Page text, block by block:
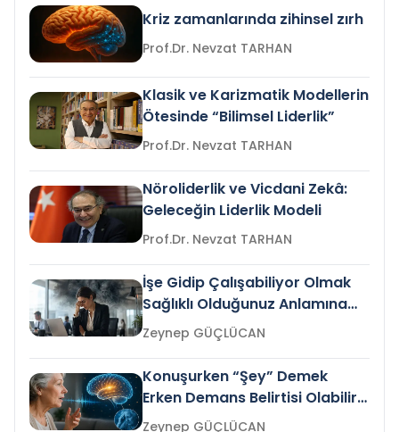
Kriz zamanlarında zihinsel zırh
Prof.Dr. Nevzat TARHAN
Klasik ve Karizmatik Modellerin
Ötesinde “Bilimsel Liderlik”
Prof.Dr. Nevzat TARHAN
Nöroliderlik ve Vicdani Zekâ:
Geleceğin Liderlik Modeli
Prof.Dr. Nevzat TARHAN
İşe Gidip Çalışabiliyor Olmak
Sağlıklı Olduğunuz Anlamına
Gelir mi?Zeynep GÜÇLÜCAN
Konuşurken “Şey” Demek
Erken Demans Belirtisi Olabilir
mi?
Zeynep GÜÇLÜCAN